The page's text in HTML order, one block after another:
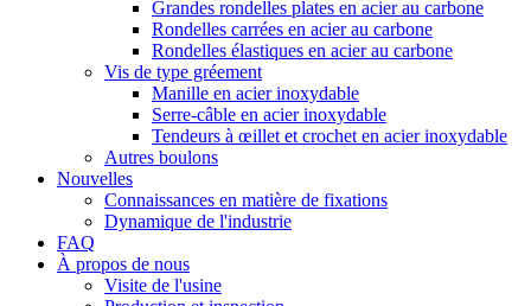
Grandes rondelles plates en acier au carbone
Rondelles carrées en acier au carbone
Rondelles élastiques en acier au carbone
Vis de type gréement
Manille en acier inoxydable
Serre-câble en acier inoxydable
Tendeurs à œillet et crochet en acier inoxydable
Autres boulons
Nouvelles
Connaissances en matière de fixations
Dynamique de l'industrie
FAQ
À propos de nous
Visite de l'usine